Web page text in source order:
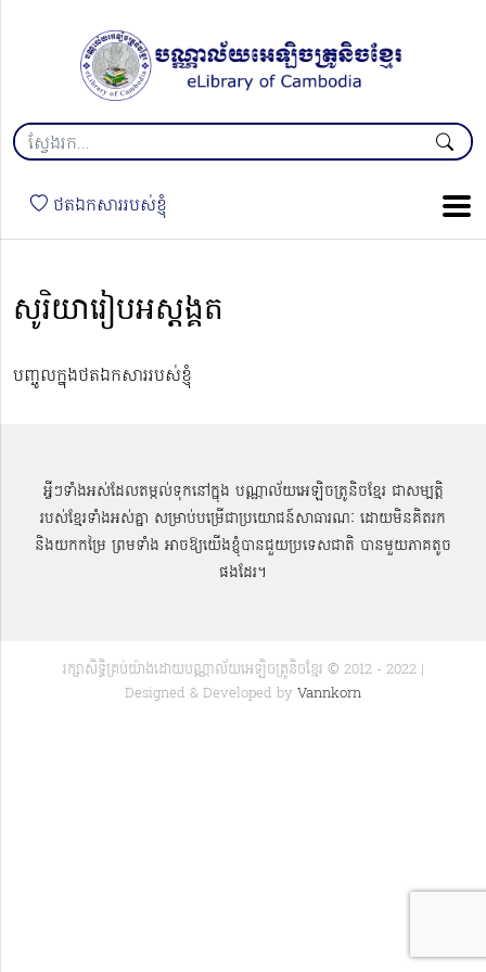
ថតឯកសាររបស់ខ្ញុំ
សូរិយារៀបអស្ដង្គត
បញ្ចូលក្នុងថតឯកសាររបស់ខ្ញុំ
អ្វីៗទាំងអស់ដែលតម្កល់ទុកនៅក្នុង បណ្ណាល័យអេឡិចត្រូនិចខ្មែរ ជាសម្បតិ្ត
របស់ខ្មែរទាំងអស់គ្នា សម្រាប់បម្រើជាប្រយោជន៍សាធារណៈ ដោយមិនគិតរក
និងយកកម្រៃ ព្រមទាំង អាចឱ្យយើងខ្ញុំបានជួយប្រទេសជាតិ បានមួយភាគតូច
ផងដែរ។
រក្សាសិទ្ធិគ្រប់យ៉ាងដោយបណ្ណាល័យអេឡិចត្រូនិចខ្មែរ © 2012 - 2022 |
Designed & Developed by Vannkorn